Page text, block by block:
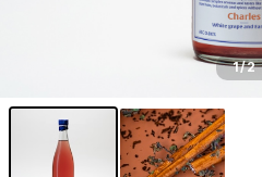
1/2